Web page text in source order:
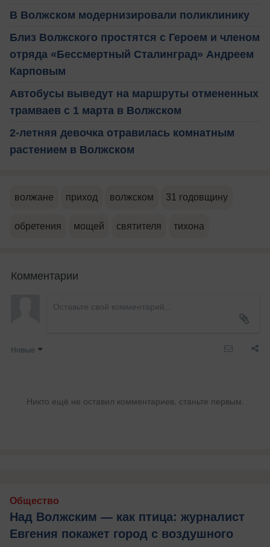
В Волжском модернизировали поликлинику
Близ Волжского простятся с Героем и членом
отряда «Бессмертный Сталинград» Андреем
Карповым
Автобусы выведут на маршруты отмененных
трамваев с 1 марта в Волжском
2-летняя девочка отравилась комнатным
растением в Волжском
волжане приход волжском 31 годовщину
обретения мощей святителя тихона
Комментарии
Новые
Никто ещё не оставил комментариев, станьте первым.
Общество
Над Волжским — как птица: журналист
Евгения покажет город с воздушного